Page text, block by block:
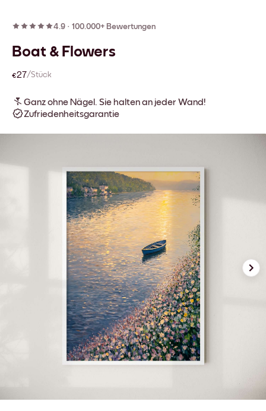
4.9 · 100.000+ Bewertungen
Boat & Flowers
€27/Stück
Ganz ohne Nägel. Sie halten an jeder Wand!
Zufriedenheitsgarantie